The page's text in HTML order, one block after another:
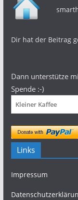
Dir hat der Beitrag
Dann unterstütze
Spende :-)
Links
Impressum